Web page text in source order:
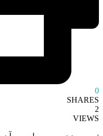
0
SHARES
2
VIEWS